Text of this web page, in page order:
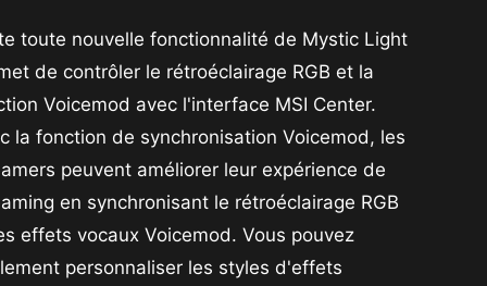
toute nouvelle fonctionnalité de Mystic Light
de contrôler le rétroéclairage RGB et la
Voicemod avec l'interface MSI Center.
la fonction de synchronisation Voicemod, les
peuvent améliorer leur expérience de
en synchronisant le rétroéclairage RGB
effets vocaux Voicemod. Vous pouvez
personnaliser les styles d'effets